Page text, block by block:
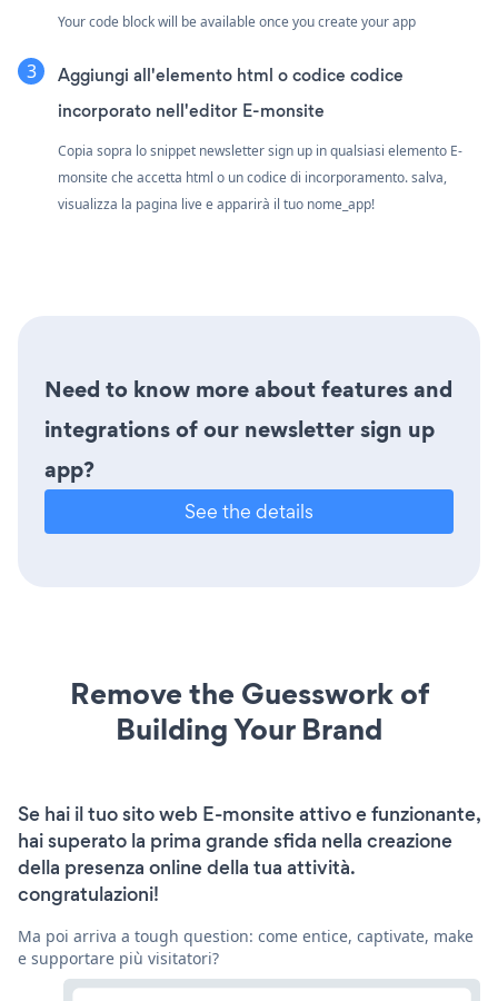
Your code block will be available once you create your app
Aggiungi all'elemento html o codice codice
incorporato nell'editor E-monsite
Copia sopra lo snippet newsletter sign up in qualsiasi elemento E-
monsite che accetta html o un codice di incorporamento. salva,
visualizza la pagina live e apparirà il tuo nome_app!
Need to know more about features and
integrations of our newsletter sign up
app?
See the details
Remove the Guesswork of
Building Your Brand
Se hai il tuo sito web E-monsite attivo e funzionante,
hai superato la prima grande sfida nella creazione
della presenza online della tua attività.
congratulazioni!
Ma poi arriva a tough question: come entice, captivate, make
e supportare più visitatori?